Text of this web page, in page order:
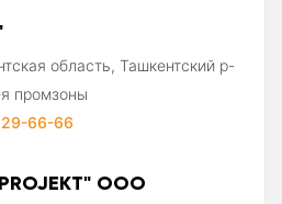
область, Ташкентский р-
промзоны
66-66
PROJEKT" ООО